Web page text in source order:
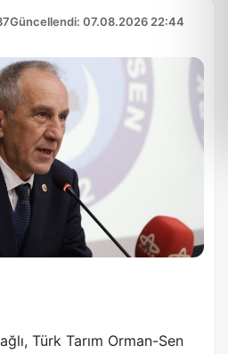
Güncellendi: 07.08.2026 22:44
Türk Tarım Orman-Sen